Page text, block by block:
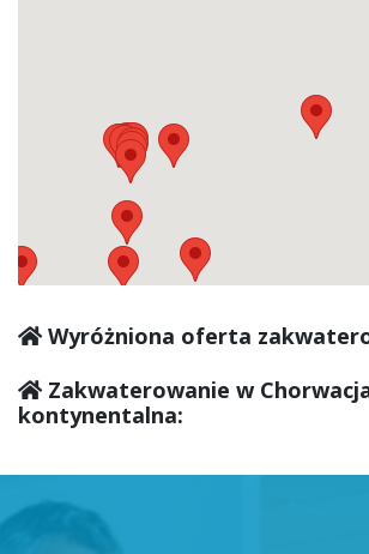
Pregrada
Zabok (0)
Zlatar(0)
Glina(0)
Wyróżniona oferta
Zakwaterowanie w
kontynentalna: